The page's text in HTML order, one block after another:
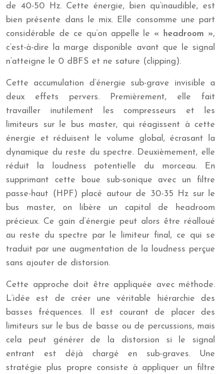
de 40-50 Hz. Cette énergie, bien qu’inaudible, est
bien présente dans le mix. Elle consomme une part
considérable de ce qu’on appelle le « headroom »,
c’est-à-dire la marge disponible avant que le signal
n’atteigne le 0 dBFS et ne sature (clipping).
Cette accumulation d’énergie sub-grave invisible a
deux effets pervers. Premièrement, elle fait
travailler inutilement les compresseurs et les
limiteurs sur le bus master, qui réagissent à cette
énergie et réduisent le volume global, écrasant la
dynamique du reste du spectre. Deuxièmement, elle
réduit la loudness potentielle du morceau. En
supprimant cette boue sub-sonique avec un filtre
passe-haut (HPF) placé autour de 30-35 Hz sur le
bus master, on libère un capital de headroom
précieux. Ce gain d’énergie peut alors être réalloué
au reste du spectre par le limiteur final, ce qui se
traduit par une augmentation de la loudness perçue
sans ajouter de distorsion.
Cette approche doit être appliquée avec méthode.
L’idée est de créer une véritable hiérarchie des
basses fréquences. Il est courant de placer des
limiteurs sur le bus de basse ou de percussions, mais
cela peut générer de la distorsion si le signal
entrant est déjà chargé en sub-graves. Une
stratégie plus propre consiste à appliquer un filtre